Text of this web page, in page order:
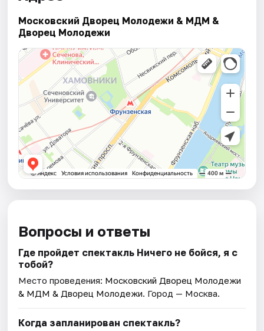
Московский Дворец Молодежи & МДМ &
Дворец Молодежи
Вопросы и ответы
Где пройдет спектакль Ничего не бойся, я с
тобой?
Место проведения: Московский Дворец Молодежи
& МДМ & Дворец Молодежи. Город — Москва.
Когда запланирован спектакль?